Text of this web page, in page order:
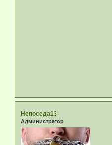
Непоседа13
Администратор